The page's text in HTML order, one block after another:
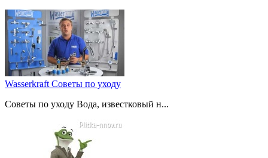
Wasserkraft Советы по уходу
Советы по уходу Вода, известковый н...